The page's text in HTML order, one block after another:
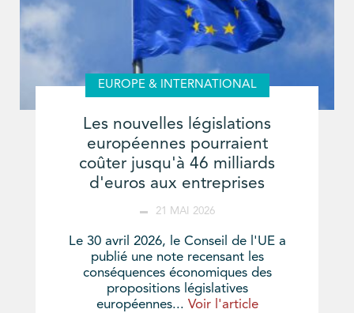
EUROPE & INTERNATIONAL
Les nouvelles législations
européennes pourraient
coûter jusqu'à 46 milliards
d'euros aux entreprises
21 MAI 2026
Le 30 avril 2026, le Conseil de l'UE a
publié une note recensant les
conséquences économiques des
propositions législatives
européennes... Voir l'article